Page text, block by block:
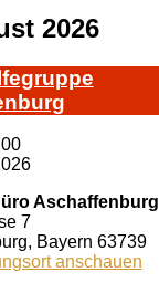
2026
Aschaffenburg
7
, Bayern 63739
anschauen